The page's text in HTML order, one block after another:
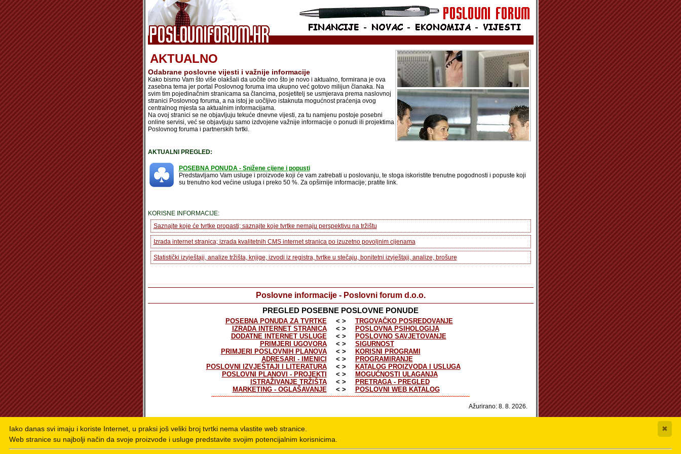
AKTUALNO
Odabrane poslovne vijesti i važnije informacije
Kako bismo Vam što više olakšali da uočite ono što je novo i aktualno, formirana je ova
zasebna tema jer portal Poslovnog foruma ima ukupno već gotovo milijun članaka. Na
svim tim pojedinačnim stranicama sa člancima, posjetitelj se usmjerava prema naslovnoj
stranici Poslovnog foruma, a na istoj je uočljivo istaknuta mogućnost praćenja ovog
centralnog mjesta sa aktualnim informacijama.
Na ovoj stranici se ne objavljuju tekuće dnevne vijesti, za tu namjenu postoje posebni
online servisi, već se objavljuju samo izdvojene važnije informacije o ponudi ili projektima
Poslovnog foruma i partnerskih tvrtki.
AKTUALNI PREGLED:
POSEBNA PONUDA - Snižene cijene i popusti
Predstavljamo Vam usluge i proizvode koji će vam zatrebati u poslovanju, te stoga iskoristite trenutne pogodnosti i popuste koji
su trenutno kod većine usluga i preko 50 %. Za opširnije informacije; pratite link.
KORISNE INFORMACIJE:
Saznajte koje će tvrtke propasti; saznajte koje tvrtke nemaju perspektivu na tržištu
Izrada internet stranica; izrada kvalitetnih CMS internet stranica po izuzetno povoljnim cijenama
Statistički izvještaji, analize tržišta, knjige, izvodi iz registra, tvrtke u stečaju, bonitetni izvještaji, analize, brošure
Poslovne informacije - Poslovni forum d.o.o.
PREGLED POSEBNE POSLOVNE PONUDE
POSEBNA PONUDA ZA TVRTKE
IZRADA INTERNET STRANICA
DODATNE INTERNET USLUGE
PRIMJERI UGOVORA
PRIMJERI POSLOVNIH PLANOVA
ADRESARI - IMENICI
POSLOVNI IZVJEŠTAJI I LITERATURA
POSLOVNI PLANOVI - PROJEKTI
ISTRAŽIVANJE TRŽIŠTA
MARKETING - OGLAŠAVANJE
< >
< >
< >
< >
< >
< >
< >
< >
< >
< >
TRGOVAČKO POSREDOVANJE
POSLOVNA PSIHOLOGIJA
POSLOVNO SAVJETOVANJE
SIGURNOST
KORISNI PROGRAMI
PROGRAMIRANJE
KATALOG PROIZVODA I USLUGA
MOGUĆNOSTI ULAGANJA
PRETRAGA - PREGLED
POSLOVNI WEB KATALOG
Ažurirano: 8. 8. 2026.
✖
Iako danas svi imaju i koriste Internet, u praksi još veliki broj tvrtki nema vlastite web stranice.
Web stranice su najbolji način da svoje proizvode i usluge predstavite svojim potencijalnim korisnicima.